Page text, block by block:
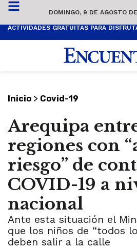
DOMINGO, 9 DE AGOSTO
Inicio > Covid-19
Arequipa
regiones con
riesgo” de
COVID-19 a
nacional
Ante esta situación el
que los niños de “todos
deben salir a la calle